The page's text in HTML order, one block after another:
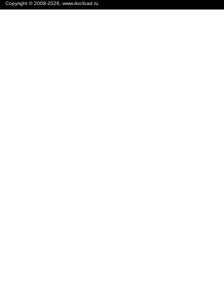
Copyright © 2008-2026, www.docload.ru